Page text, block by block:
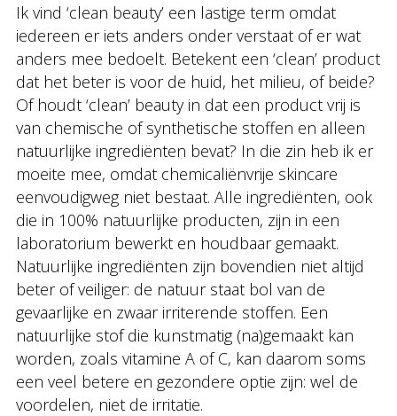
Ik vind ‘clean beauty’ een lastige term omdat
iedereen er iets anders onder verstaat of er wat
anders mee bedoelt. Betekent een ‘clean’ product
dat het beter is voor de huid, het milieu, of beide?
Of houdt ‘clean’ beauty in dat een product vrij is
van chemische of synthetische stoffen en alleen
natuurlijke ingrediënten bevat? In die zin heb ik er
moeite mee, omdat chemicaliënvrije skincare
eenvoudigweg niet bestaat. Alle ingrediënten, ook
die in 100% natuurlijke producten, zijn in een
laboratorium bewerkt en houdbaar gemaakt.
Natuurlijke ingrediënten zijn bovendien niet altijd
beter of veiliger: de natuur staat bol van de
gevaarlijke en zwaar irriterende stoffen. Een
natuurlijke stof die kunstmatig (na)gemaakt kan
worden, zoals vitamine A of C, kan daarom soms
een veel betere en gezondere optie zijn: wel de
voordelen, niet de irritatie.